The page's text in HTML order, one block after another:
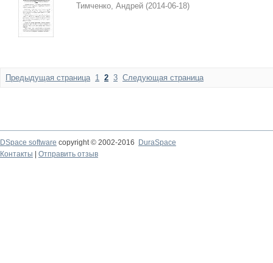
Тимченко, Андрей (2014-06-18)
Предыдущая страница 1 2 3 Следующая страница
DSpace software copyright © 2002-2016
DuraSpace
Контакты
Отправить отзыв